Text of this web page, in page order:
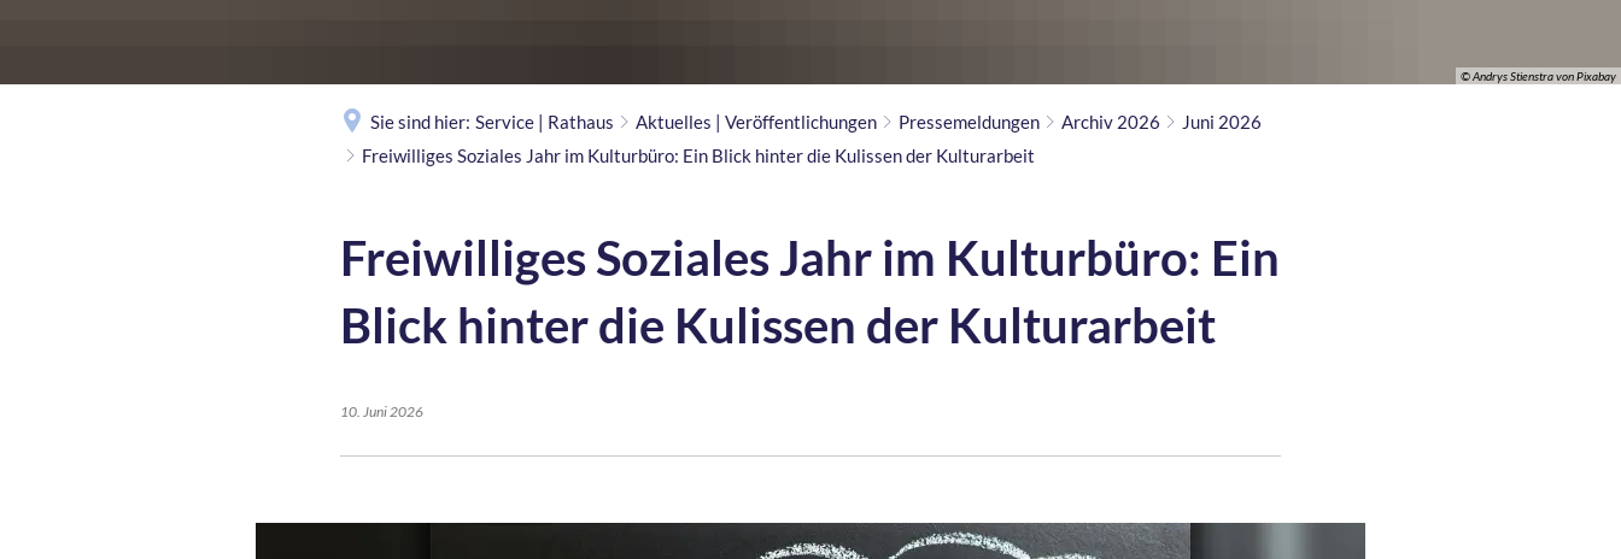
© Andrys Stienstra von Pixabay
Sie sind hier: Service | Rathaus Aktuelles | Veröffentlichungen Pressemeldungen Archiv 2026
Juni 2026
Freiwilliges Soziales Jahr im Kulturbüro: Ein Blick hinter die Kulissen der Kulturarbeit
Freiwilliges Soziales Jahr im Kulturbüro: Ein
Blick hinter die Kulissen der Kulturarbeit
10. Juni 2026